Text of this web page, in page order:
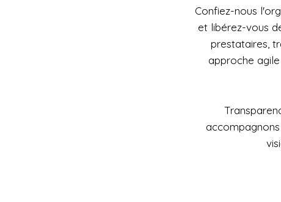
Confiez-nous
et libérez-vous
prestataires,
approche